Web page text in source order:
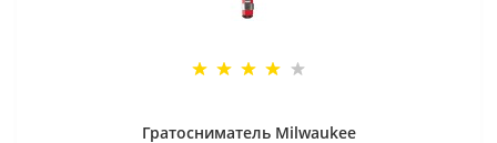
Гратосниматель Milwaukee